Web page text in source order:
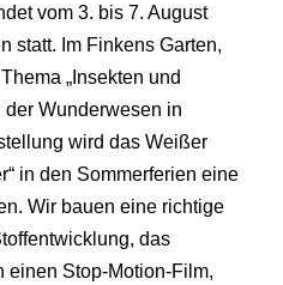
vom 3. bis 7. August
statt. Im Finkens Garten,
„Insekten und
Wunderwesen in
wird das Weißer
in den Sommerferien eine
Wir bauen eine richtige
das
einen Stop-Motion-Film,